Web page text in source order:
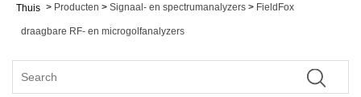
Thuis > Producten > Signaal- en spectrumanalyzers > FieldFox
draagbare RF- en microgolfanalyzers